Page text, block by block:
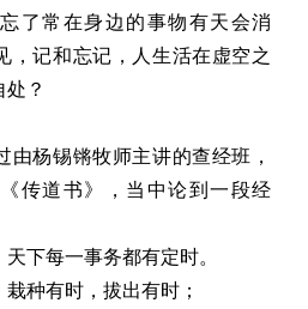
了常在身边的事物有天会消
，记和忘记，人生活在虚空之
？
由杨锡锵牧师主讲的查经班，
传道书》，当中论到一段经
天下每一事务都有定时。
种有时，拔出有时；